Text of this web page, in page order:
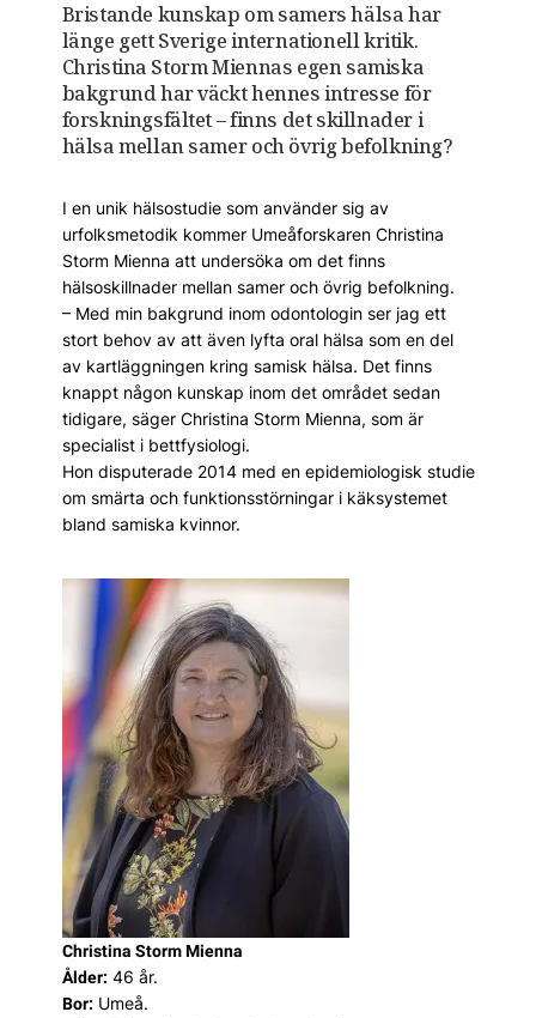
Bristande kunskap om samers hälsa har
länge gett ­Sverige internationell kritik.
Christina Storm ­Miennas egen samiska
bakgrund har väckt hennes intresse för
forsknings­fältet – finns det skillnader i
hälsa mellan samer och övrig befolkning?
I en unik hälsostudie som använder sig av
urfolksmetodik kommer Umeåforskaren Christina
Storm Mienna att undersöka om det finns
hälsoskillnader mellan samer och övrig befolkning.
– Med min bakgrund inom odontologin ser jag ett
stort behov av att även lyfta oral hälsa som en del
av kartläggningen kring samisk hälsa. Det finns
knappt någon kunskap inom det området sedan
tidigare, säger Christina Storm Mienna, som är
specialist i bettfysiologi.
Hon disputerade 2014 med en epidemiologisk studie
om smärta och funktionsstörningar i käksystemet
bland samiska kvinnor.
Christina Storm Mienna
Ålder: 46 år.
Bor: Umeå.